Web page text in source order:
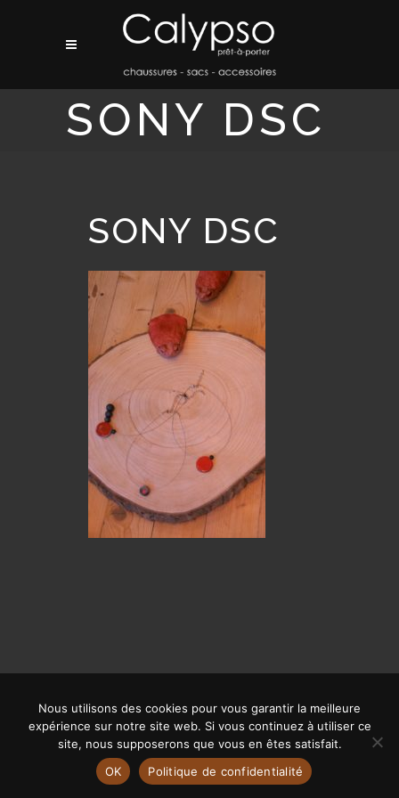
SONY DSC
SONY DSC
© CALYPSO 2019 | SITE RÉALISÉ PAR OFFPIX COMMUNICATION
MENTIONS LÉGALES
Nous utilisons des cookies pour vous garantir la meilleure
expérience sur notre site web. Si vous continuez à utiliser ce
site, nous supposerons que vous en êtes satisfait.
OK
Politique de confidentialité